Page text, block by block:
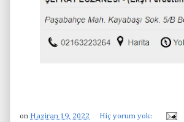
on Haziran 19, 2022 Hiç yorum yok: